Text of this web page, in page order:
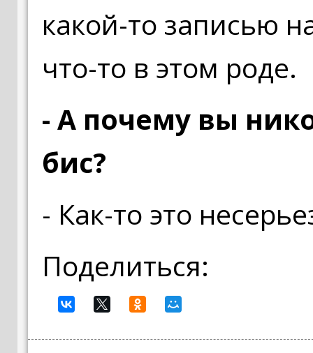
какой-то записью
что-то в этом роде.
- А почему вы
бис?
- Как-то это
Поделиться: